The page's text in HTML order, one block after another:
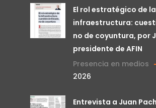
El rol estratégico de la
infraestructura:
no de coyuntura, por
presidente de AFIN
Presencia en medios
2026
Entrevista a Juan